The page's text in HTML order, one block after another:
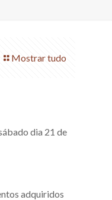
Mostrar tudo
dia 21 de
adquiridos